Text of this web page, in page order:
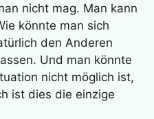
nicht mag. Man kann
könnte man sich
den Anderen
Und man könnte
nicht möglich ist,
ist dies die einzige